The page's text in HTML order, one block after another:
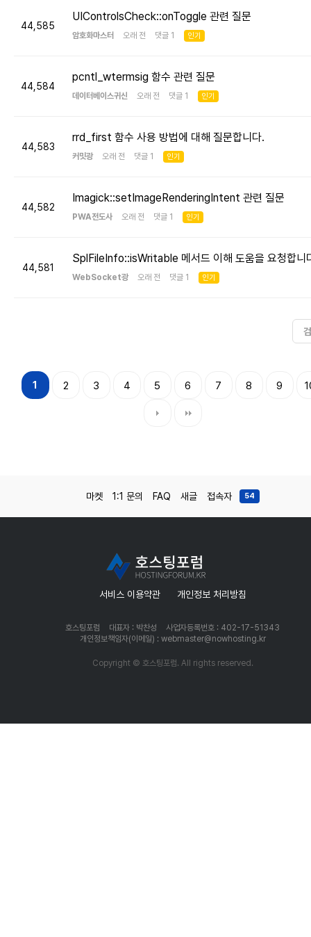
44,585
UIControlsCheck::onToggle 관련 질문
암호화마스터 오래 전 댓글 1 인기
44,584
pcntl_wtermsig 함수 관련 질문
데이터베이스귀신 오래 전 댓글 1 인기
44,583
rrd_first 함수 사용 방법에 대해 질문합니다.
커밋광 오래 전 댓글 1 인기
44,582
Imagick::setImageRenderingIntent 관련 질문
PWA전도사 오래 전 댓글 1 인기
44,581
SplFileInfo::isWritable 메서드 이해 도움을 요청합니
WebSocket광 오래 전 댓글 1 인기
1 2 3 4 5 6 7 8 9
마켓 1:1 문의 FAQ 새글 접속자 54
서비스 이용약관 개인정보 처리방침
호스팅포럼 대표자 : 박찬성
사업자등록번호 : 402-17-51343
개인정보책임자(이메일) : webmaster@nowhosting.kr
Copyright © 호스팅포럼. All rights reserved.